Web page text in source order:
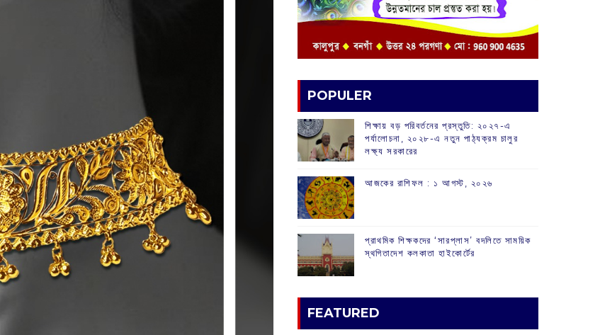
POPULER
শিক্ষায় বড় পরিবর্তনের প্রস্তুতি: ২০২৭-এ
পর্যালোচনা, ২০২৮-এ নতুন পাঠ্যক্রম চালুর
লক্ষ্য সরকারের
আজকের রাশিফল :‌ ‌‌১ আগস্ট, ২০২৬
প্রাথমিক শিক্ষকদের ‘সারপ্লাস’ বদলিতে সাময়িক
স্থগিতাদেশ কলকাতা হাইকোর্টের
FEATURED